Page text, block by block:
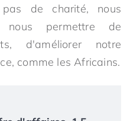
pas de charité, nous
nous permettre de
d'améliorer notre
comme les Africains.